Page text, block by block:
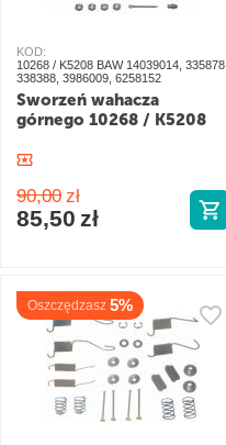
KOD:
10268 / K5208 BAW 14039014, 335878,
338388, 3986009, 6258152
Sworzeń wahacza
górnego 10268 / K5208
90,00 zł
85,50 zł
Oszczędzasz 5%